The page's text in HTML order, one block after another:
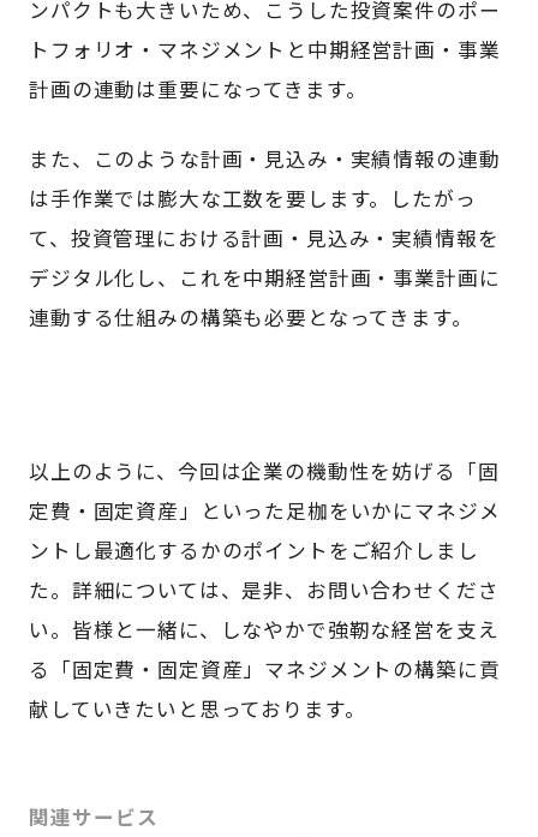
ンパクトも大きいため、こうした投資案件のポー
トフォリオ・マネジメントと中期経営計画・事業
計画の連動は重要になってきます。
また、このような計画・見込み・実績情報の連動
は手作業では膨大な工数を要します。したがっ
て、投資管理における計画・見込み・実績情報を
デジタル化し、これを中期経営計画・事業計画に
連動する仕組みの構築も必要となってきます。
以上のように、今回は企業の機動性を妨げる「固
定費・固定資産」といった足枷をいかにマネジメ
ントし最適化するかのポイントをご紹介しまし
た。詳細については、是非、お問い合わせくださ
い。皆様と一緒に、しなやかで強靭な経営を支え
る「固定費・固定資産」マネジメントの構築に貢
献していきたいと思っております。
関連サービス